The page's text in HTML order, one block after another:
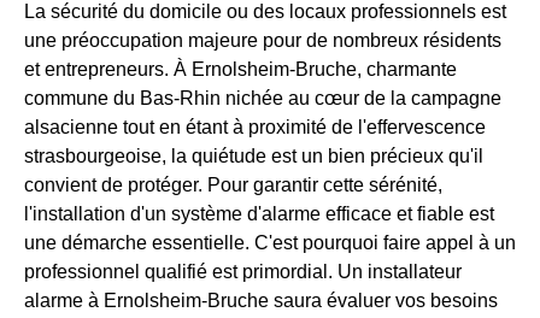
La sécurité du domicile ou des locaux professionnels est
une préoccupation majeure pour de nombreux résidents
et entrepreneurs. À Ernolsheim-Bruche, charmante
commune du Bas-Rhin nichée au cœur de la campagne
alsacienne tout en étant à proximité de l'effervescence
strasbourgeoise, la quiétude est un bien précieux qu'il
convient de protéger. Pour garantir cette sérénité,
l'installation d'un système d'alarme efficace et fiable est
une démarche essentielle. C'est pourquoi faire appel à un
professionnel qualifié est primordial. Un installateur
alarme à Ernolsheim-Bruche saura évaluer vos besoins